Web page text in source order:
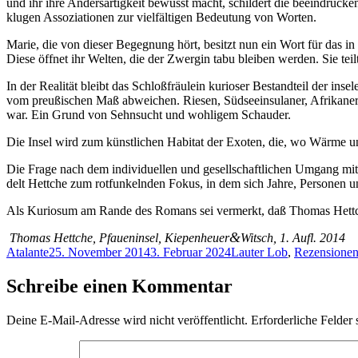
klu­gen As­so­zia­tio­nen zur viel­fäl­ti­gen Be­deu­tung von Worten.
Ma­rie, die von die­ser Be­geg­nung hört, be­sitzt nun ein Wort für das
Die­se öff­net ihr Wel­ten, die der Zwer­gin ta­bu blei­ben wer­den. Sie
In der Rea­li­tät bleibt das Schloß­fräu­lein ku­rio­ser Be­stand­teil der
vom preu­ßi­schen Maß ab­wei­chen. Rie­sen, Süd­see­insu­la­ner,
war. Ein Grund von Sehn­sucht und woh­li­gem Schauder.
Die In­sel wird zum künst­li­chen Ha­bi­tat der Exo­ten, die, wo Wär­me
Die Fra­ge nach dem in­di­vi­du­el­len und ge­sell­schaft­li­chen Um­gang
delt Hett­che zum rot­fun­keln­den Fo­kus, in dem sich Jah­re, Per­so­nen
Als Ku­rio­sum am Ran­de des Ro­mans sei ver­merkt, daß Tho­mas
Tho­mas Hett­che, Pfau­en­in­sel, Kiepenheuer&Witsch, 1. Aufl. 2014
Autor
AtalanteVeröffentlicht
25. November 20143. Februar 2024Kategorien
Lauter Lob, Rezensionen
Schreibe einen Kommentar
Deine E-Mail-Adresse wird nicht veröffentlicht. Erforderliche Felder